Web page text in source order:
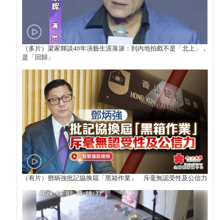
（多片）梁家輝談40年演藝生涯落淚：到內地拍戲不是「北上」，
是「回歸」
（有片）鄧炳強批記協換屆「黑箱作業」 斥毫無認受性及公信力